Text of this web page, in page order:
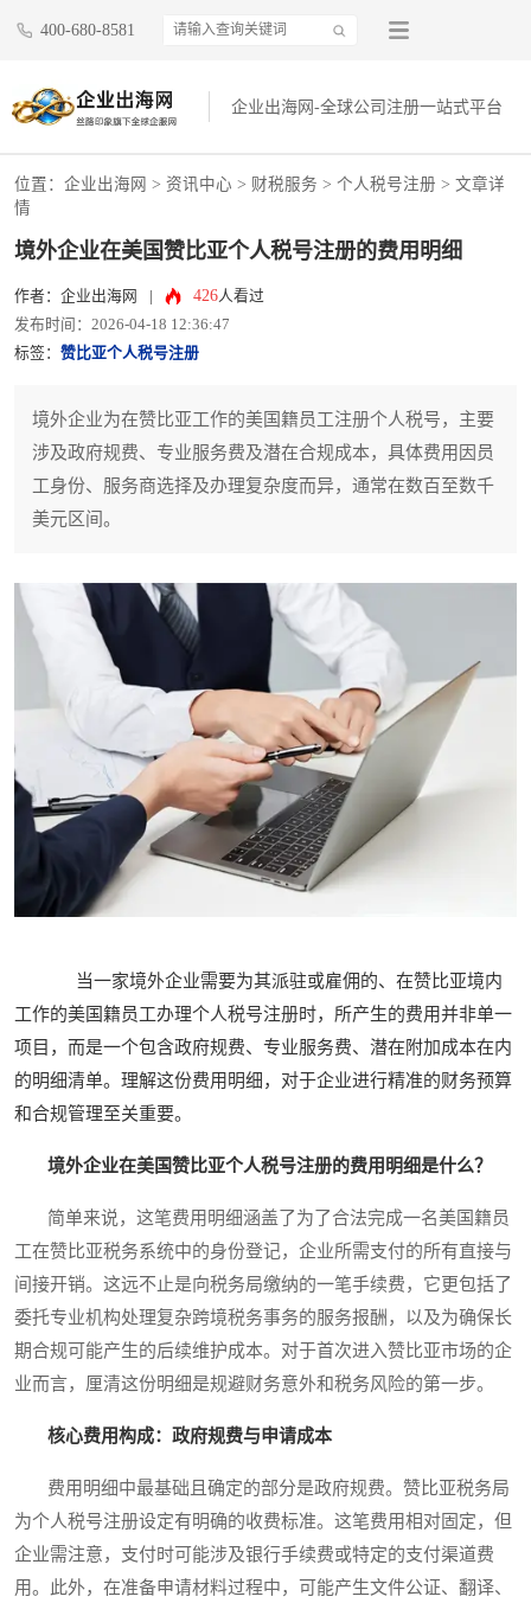
400-680-8581
企业出海网-全球公司注册一站式平台
位置： 企业出海网 > 资讯中心 > 财税服务 > 个人税号注册 > 文章详
情
境外企业在美国赞比亚个人税号注册的费用明细
作者：企业出海网 426人看过
发布时间：2026-04-18 12:36:47
标签： 赞比亚个人税号注册
境外企业为在赞比亚工作的美国籍员工注册个人税号，主要
涉及政府规费、专业服务费及潜在合规成本，具体费用因员
工身份、服务商选择及办理复杂度而异，通常在数百至数千
美元区间。
当一家境外企业需要为其派驻或雇佣的、在赞比亚境内
工作的美国籍员工办理个人税号注册时，所产生的费用并非单一
项目，而是一个包含政府规费、专业服务费、潜在附加成本在内
的明细清单。理解这份费用明细，对于企业进行精准的财务预算
和合规管理至关重要。
境外企业在美国赞比亚个人税号注册的费用明细是什么？
简单来说，这笔费用明细涵盖了为了合法完成一名美国籍员
工在赞比亚税务系统中的身份登记，企业所需支付的所有直接与
间接开销。这远不止是向税务局缴纳的一笔手续费，它更包括了
委托专业机构处理复杂跨境税务事务的服务报酬，以及为确保长
期合规可能产生的后续维护成本。对于首次进入赞比亚市场的企
业而言，厘清这份明细是规避财务意外和税务风险的第一步。
核心费用构成：政府规费与申请成本
费用明细中最基础且确定的部分是政府规费。赞比亚税务局
为个人税号注册设定有明确的收费标准。这笔费用相对固定，但
企业需注意，支付时可能涉及银行手续费或特定的支付渠道费
用。此外，在准备申请材料过程中，可能产生文件公证、翻译、